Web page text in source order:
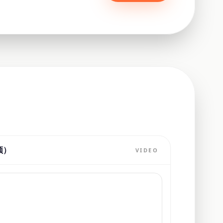
VIDEO